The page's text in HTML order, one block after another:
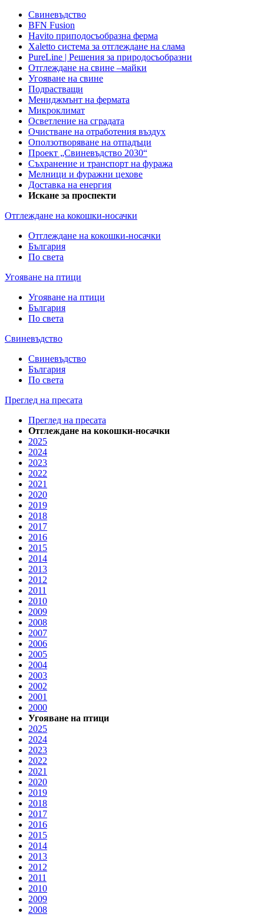
Свиневъдство
BFN Fusion
Havito приподосъобразна ферма
Xaletto система за отглеждане на слама
PureLine | Решения за природосъобразни
Отглеждане на свине –майки
Угояване на свине
Подрастващи
Мениджмънт на фермата
Микроклимат
Осветление на сградата
Очистване на отработения въздух
Оползотворяване на отпадъци
Проект „Свиневъдство 2030“
Съхранение и транспорт на фуража
Мелници и фуражни цехове
Доставка на енергия
Искане за проспекти
Отглеждане на кокошки-носачки
Отглеждане на кокошки-носачки
България
По света
Угояване на птици
Угояване на птици
България
По света
Свиневъдство
Свиневъдство
България
По света
Преглед на пресата
Преглед на пресата
Отглеждане на кокошки-носачки
2025
2024
2023
2022
2021
2020
2019
2018
2017
2016
2015
2014
2013
2012
2011
2010
2009
2008
2007
2006
2005
2004
2003
2002
2001
2000
Угояване на птици
2025
2024
2023
2022
2021
2020
2019
2018
2017
2016
2015
2014
2013
2012
2011
2010
2009
2008